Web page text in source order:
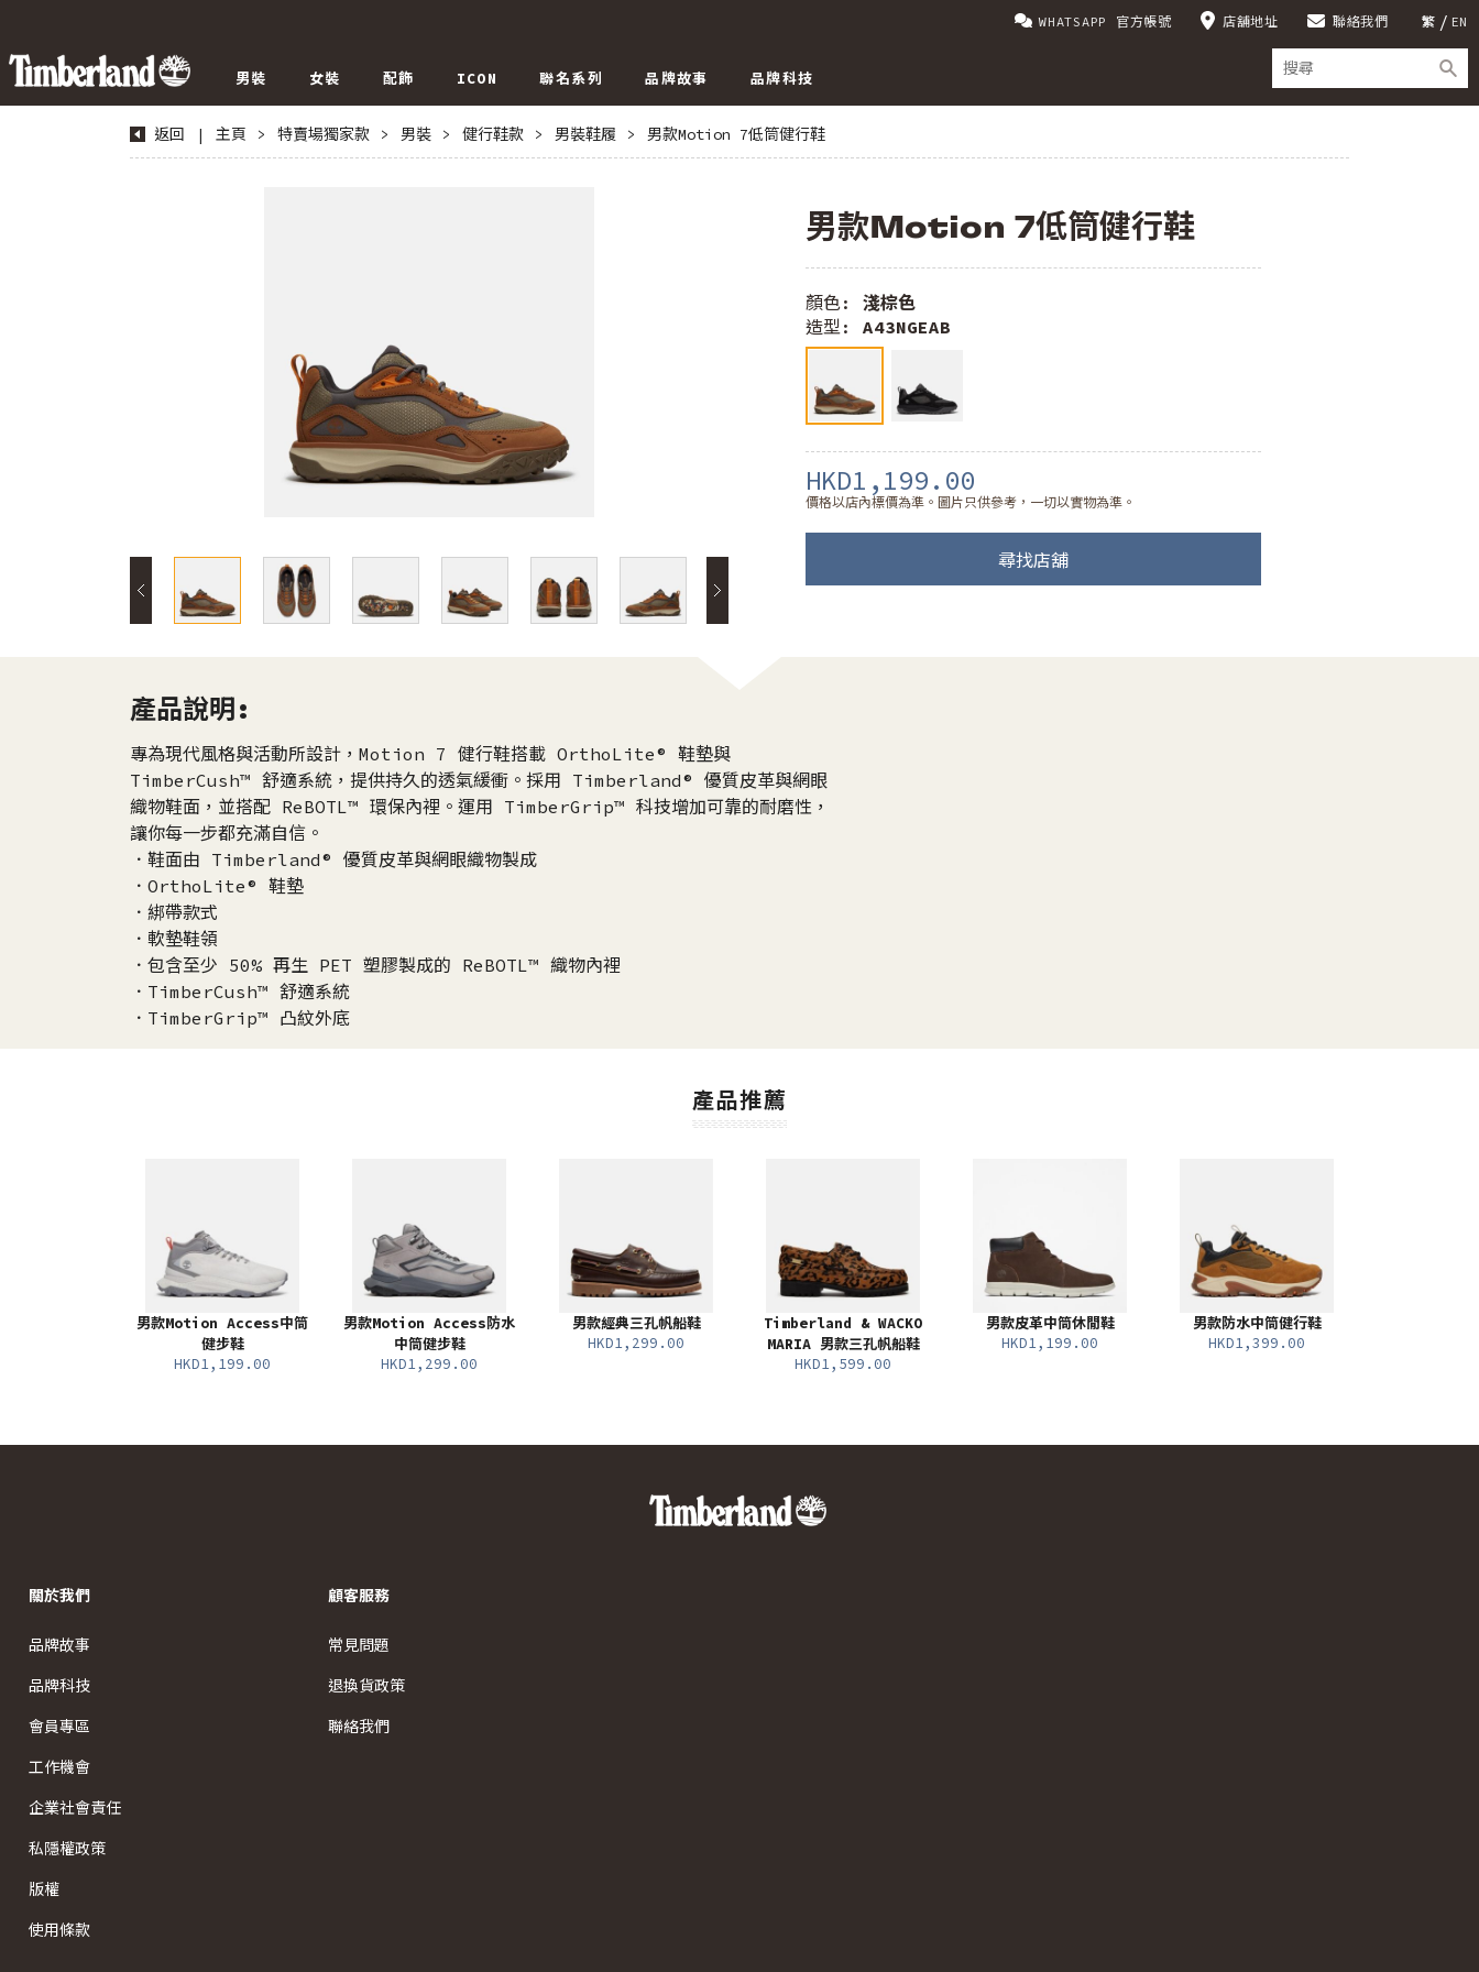
繁 EN
WHATSAPP 官方帳號 店舖地址 聯絡我們
男裝 女裝 配飾 ICON 聯名系列 品牌故事 品牌科技
返回 | 主頁 > 特賣場獨家款 > 男裝 > 健行鞋款 > 男裝鞋履 > 男款Motion 7低筒健行鞋
男款Motion 7低筒健行鞋
顏色: 淺棕色
造型: A43NGEAB
HKD1,199.00
價格以店內標價為準。圖片只供參考，一切以實物為準。
尋找店舖
產品說明:
專為現代風格與活動所設計，Motion 7 健行鞋搭載 OrthoLite® 鞋墊與
TimberCush™ 舒適系統，提供持久的透氣緩衝。採用 Timberland® 優質皮革與網眼
織物鞋面，並搭配 ReBOTL™ 環保內裡。運用 TimberGrip™ 科技增加可靠的耐磨性，
讓你每一步都充滿自信。
．鞋面由 Timberland® 優質皮革與網眼織物製成
．OrthoLite® 鞋墊
．綁帶款式
．軟墊鞋領
．包含至少 50% 再生 PET 塑膠製成的 ReBOTL™ 織物內裡
．TimberCush™ 舒適系統
．TimberGrip™ 凸紋外底
產品推薦
男款Motion Access中筒
健步鞋
HKD1,199.00
男款Motion Access防水
中筒健步鞋
HKD1,299.00
男款經典三孔帆船鞋
HKD1,299.00
Timberland & WACKO
MARIA 男款三孔帆船鞋
HKD1,599.00
男款皮革中筒休閒鞋
HKD1,199.00
男款防水中筒健行鞋
HKD1,399.00
關於我們
品牌故事
品牌科技
會員專區
工作機會
企業社會責任
私隱權政策
版權
使用條款
顧客服務
常見問題
退換貨政策
聯絡我們